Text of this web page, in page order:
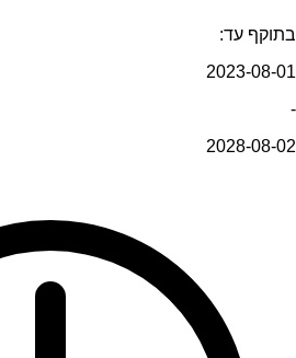
בתוקף עד:
2023-08-01
-
2028-08-02